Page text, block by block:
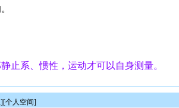
止系、惯性，运动才可以自身测量。
][个人空间]